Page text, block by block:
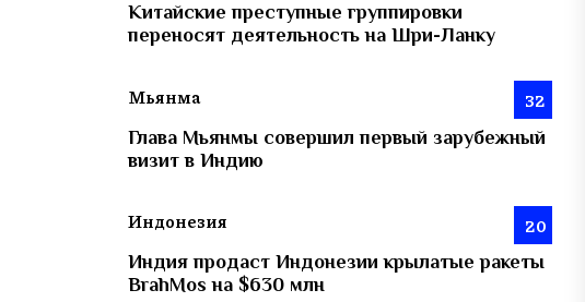
Китайские преступные группировки
переносят деятельность на Шри-Ланку
Мьянма 32
Глава Мьянмы совершил первый зарубежный
визит в Индию
Индонезия 20
Индия продаст Индонезии крылатые ракеты
BrahMos на $630 млн